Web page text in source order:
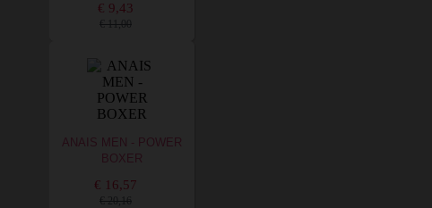
€ 9,43
€ 11,00
ANAIS MEN - POWER
BOXER
€ 16,57
€ 20,16